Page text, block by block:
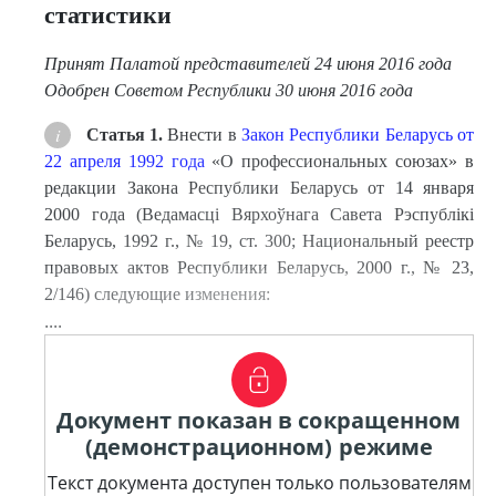
статистики
Принят Палатой представителей 24 июня 2016 года
Одобрен Советом Республики 30 июня 2016 года
Статья 1. Внести вЗакон Республики Беларусь от
22 апреля 1992 года «О профессиональных союзах» в
редакции Закона Республики Беларусь от 14 января
2000 года (Ведамасцi Вярхоўнага Савета Рэспублiкi
Беларусь, 1992 г., № 19, ст. 300; Национальный реестр
правовых актов Республики Беларусь, 2000 г., № 23,
2/146) следующие изменения:
....
Документ показан в сокращенном
(демонстрационном) режиме
Текст документа доступен только пользователям